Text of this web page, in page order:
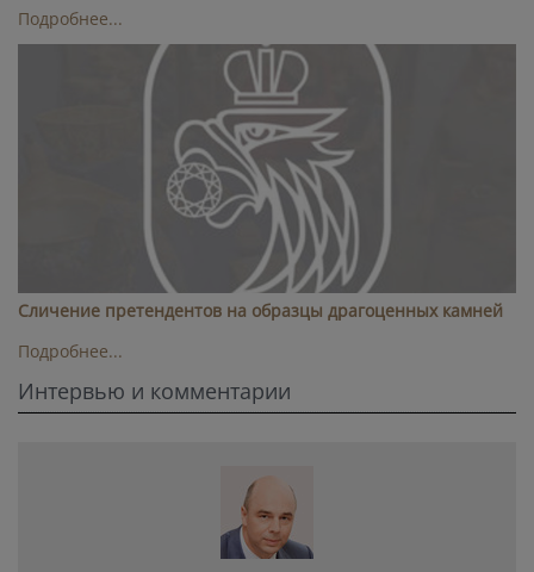
Подробнее...
Cличение претендентов на образцы драгоценных камней
Подробнее...
Интервью и комментарии